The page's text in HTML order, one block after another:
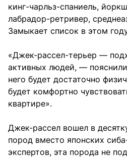
кинг-чарльз-спаниель,
лабрадор-ретривер,
Замыкает список в этом
«Джек-рассел-терьер —
активных людей, —
него будет достаточно
будет комфортно
квартире».
Джек-рассел вошел в
пород вместо японских
экспертов, эта порода не